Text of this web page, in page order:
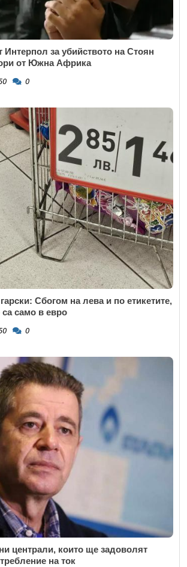
Интерпол за убийството на Стоян
от Южна Африка
0
Сбогом на лева и по етикетите,
само в евро
0
централи, които ще задоволят
на ток